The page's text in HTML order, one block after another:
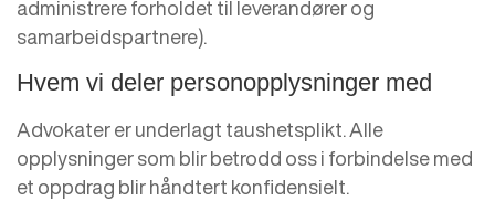
administrere forholdet til leverandører og
samarbeidspartnere).
Hvem vi deler personopplysninger med
Advokater er underlagt taushetsplikt. Alle
opplysninger som blir betrodd oss i forbindelse med
et oppdrag blir håndtert konfidensielt.